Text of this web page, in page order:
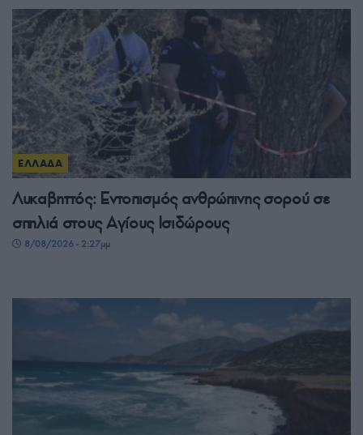
ΕΛΛΑΔΑ
Λυκαβηττός: Εντοπισμός ανθρώπινης σορού σε
σπηλιά στους Αγίους Ισιδώρους
8/08/2026 - 2:27μμ